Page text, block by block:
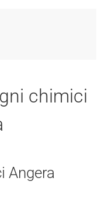
chimici
Angera